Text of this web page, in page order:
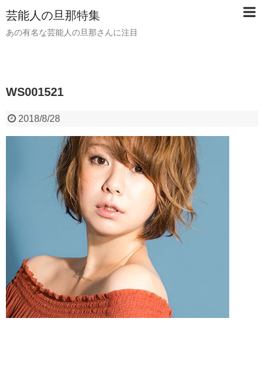
芸能人の旦那特集
あの有名な芸能人の旦那さんに注目
WS001521
2018/8/28